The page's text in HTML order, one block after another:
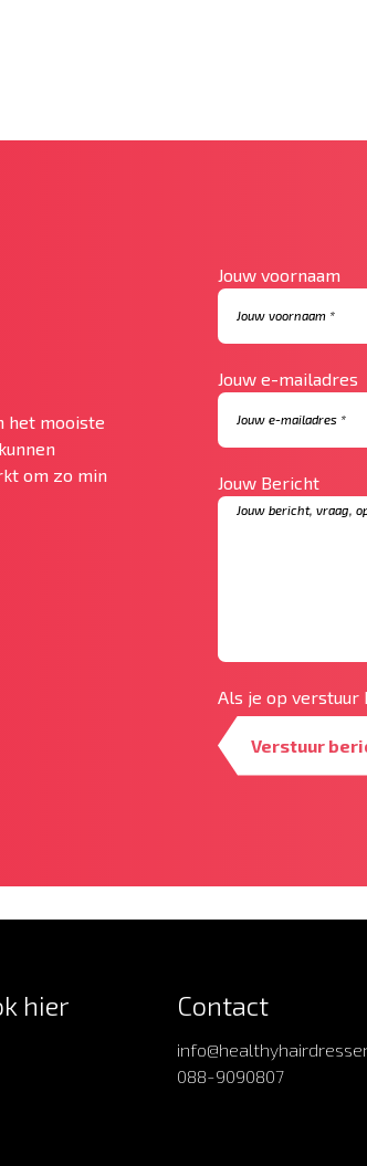
het mooiste
om zo min
Jouw voornaam
Jouw e-mailadres
Jouw Bericht
Als je op verstuur
Verstuur
hier Contact
088-9090807